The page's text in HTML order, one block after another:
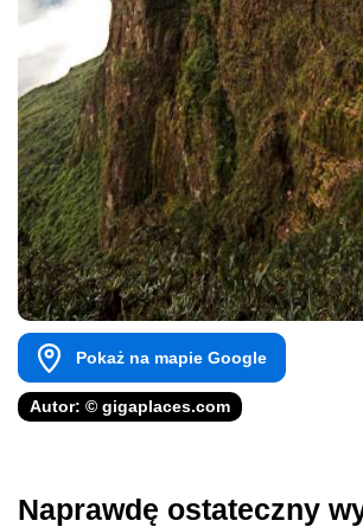
Pokaż na mapie Google
Autor: © gigaplaces.com
Naprawdę ostateczny